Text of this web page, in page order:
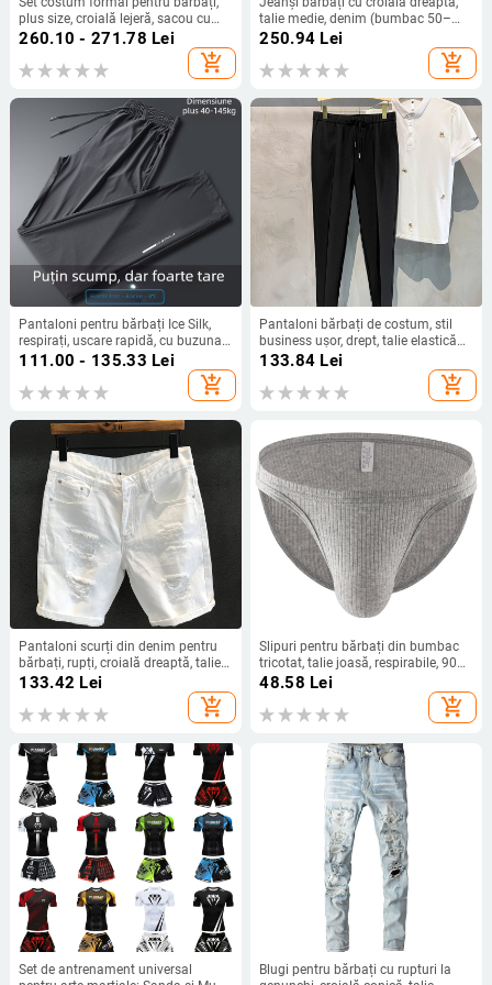
plus size, croială lejeră, sacou cu
două nasturi, material poliester, fără
260.10 - 271.78 Lei
add_shopping_cart
talie medie, denim (bumbac 50–
70%), aplicații
250.94 Lei
add_shopping_cart
Pantaloni pentru bărbați Ice Silk,
respirați, uscare rapidă, cu buzunar
pe fermoar, talie medie, croială
111.00 - 135.33 Lei
add_shopping_cart
Pantaloni bărbați de costum, stil
business ușor, drept, talie elastică
cu șnur, 95% poliester
133.84 Lei
add_shopping_cart
Pantaloni scurți din denim pentru
bărbați, rupți, croială dreaptă, talie
medie, 70% bumbac, spălați
133.42 Lei
add_shopping_cart
Slipuri pentru bărbați din bumbac
tricotat, talie joasă, respirabile, 90–
95% bumbac
48.58 Lei
add_shopping_cart
Set de antrenament universal
Blugi pentru bărbați cu rupturi la